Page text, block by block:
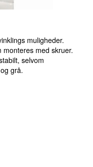
muligheder.
monteres med skruer.
selvom
grå.